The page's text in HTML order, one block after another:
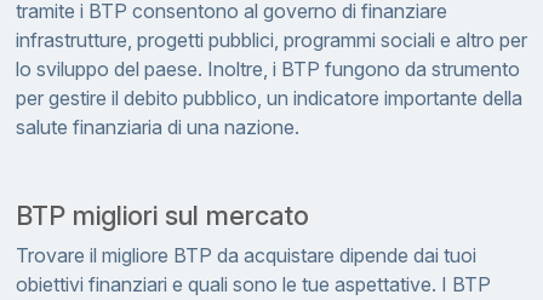
tramite i BTP consentono al governo di finanziare
infrastrutture, progetti pubblici, programmi sociali e altro per
lo sviluppo del paese. Inoltre, i BTP fungono da strumento
per gestire il debito pubblico, un indicatore importante della
salute finanziaria di una nazione.
BTP migliori sul mercato
Trovare il migliore BTP da acquistare dipende dai tuoi
obiettivi finanziari e quali sono le tue aspettative. I BTP